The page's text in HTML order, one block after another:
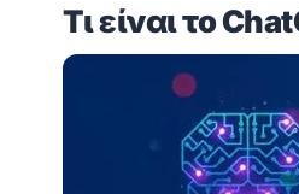
Τι είναι το